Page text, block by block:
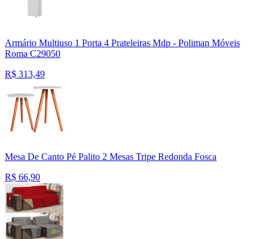
Armário Multiuso 1 Porta 4 Prateleiras Mdp - Poliman Móveis
Roma C29050
R$ 313,49
Mesa De Canto Pé Palito 2 Mesas Tripe Redonda Fosca
R$ 66,90